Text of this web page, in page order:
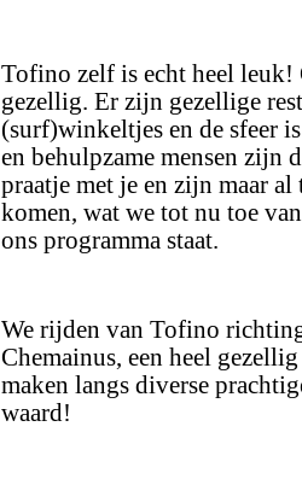
Tofino zelf is echt heel leuk!
gezellig. Er zijn gezellige
(surf)winkeltjes en de sfeer
en behulpzame mensen zijn
praatje met je en zijn maar
komen, wat we tot nu toe
ons programma staat.
We rijden van Tofino
Chemainus, een heel
maken langs diverse
waard!